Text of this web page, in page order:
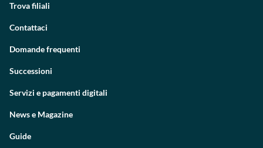
Trova filiali
Contattaci
Domande frequenti
Successioni
Servizi e pagamenti digitali
News e Magazine
Guide